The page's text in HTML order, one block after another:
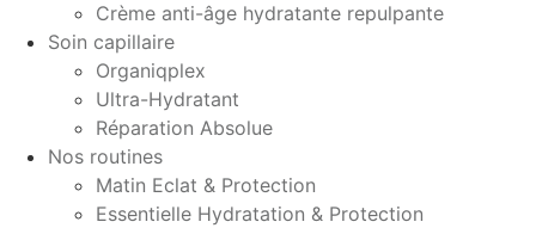
Crème anti-âge hydratante repulpante
Soin capillaire
Organiqplex
Ultra-Hydratant
Réparation Absolue
Nos routines
Matin Eclat & Protection
Essentielle Hydratation & Protection